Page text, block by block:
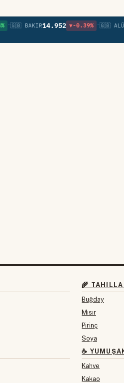
BAKIR14.952 ▼-0.39% •🇬🇧
🌾
Buğday
Mısır
Pirinç
Soya
☕
Kahve
Kakao